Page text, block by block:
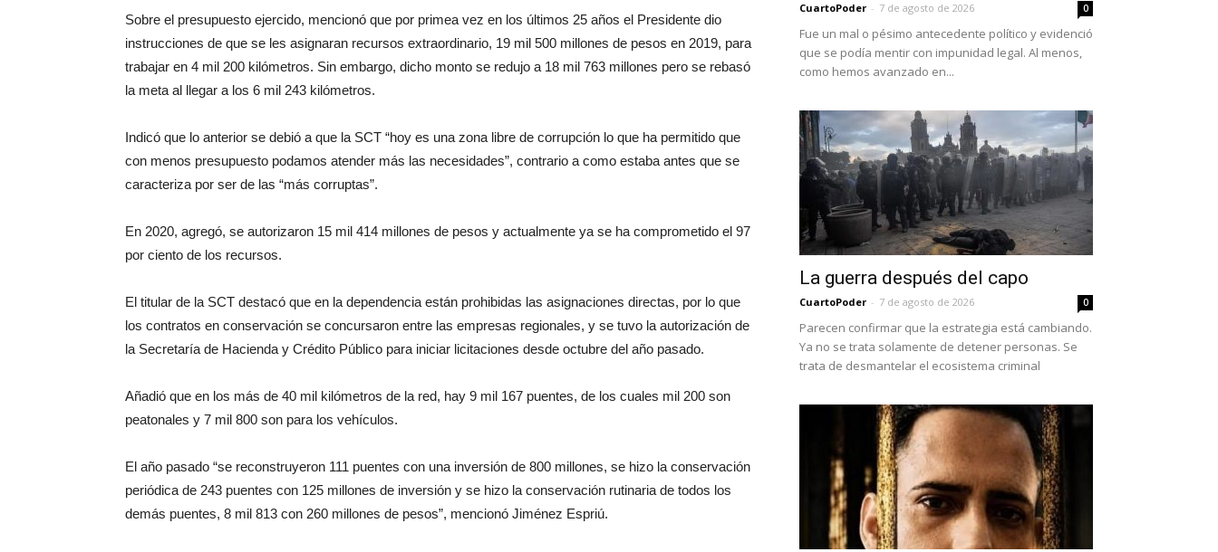
Sobre el presupuesto ejercido, mencionó que por primea vez en los últimos 25 años el Presidente dio
instrucciones de que se les asignaran recursos extraordinario, 19 mil 500 millones de pesos en 2019, para
trabajar en 4 mil 200 kilómetros. Sin embargo, dicho monto se redujo a 18 mil 763 millones pero se rebasó
la meta al llegar a los 6 mil 243 kilómetros.
Indicó que lo anterior se debió a que la SCT “hoy es una zona libre de corrupción lo que ha permitido que
con menos presupuesto podamos atender más las necesidades”, contrario a como estaba antes que se
caracteriza por ser de las “más corruptas”.
En 2020, agregó, se autorizaron 15 mil 414 millones de pesos y actualmente ya se ha comprometido el 97
por ciento de los recursos.
El titular de la SCT destacó que en la dependencia están prohibidas las asignaciones directas, por lo que
los contratos en conservación se concursaron entre las empresas regionales, y se tuvo la autorización de
la Secretaría de Hacienda y Crédito Público para iniciar licitaciones desde octubre del año pasado.
Añadió que en los más de 40 mil kilómetros de la red, hay 9 mil 167 puentes, de los cuales mil 200 son
peatonales y 7 mil 800 son para los vehículos.
El año pasado “se reconstruyeron 111 puentes con una inversión de 800 millones, se hizo la conservación
periódica de 243 puentes con 125 millones de inversión y se hizo la conservación rutinaria de todos los
demás puentes, 8 mil 813 con 260 millones de pesos”, mencionó Jiménez Espriú.
CuartoPoder - 7 de agosto de 2026 0
Fue un mal o pésimo antecedente político y evidenció
que se podía mentir con impunidad legal. Al menos,
como hemos avanzado en...
La guerra después del capo
CuartoPoder - 7 de agosto de 2026 0
Parecen confirmar que la estrategia está cambiando.
Ya no se trata solamente de detener personas. Se
trata de desmantelar el ecosistema criminal